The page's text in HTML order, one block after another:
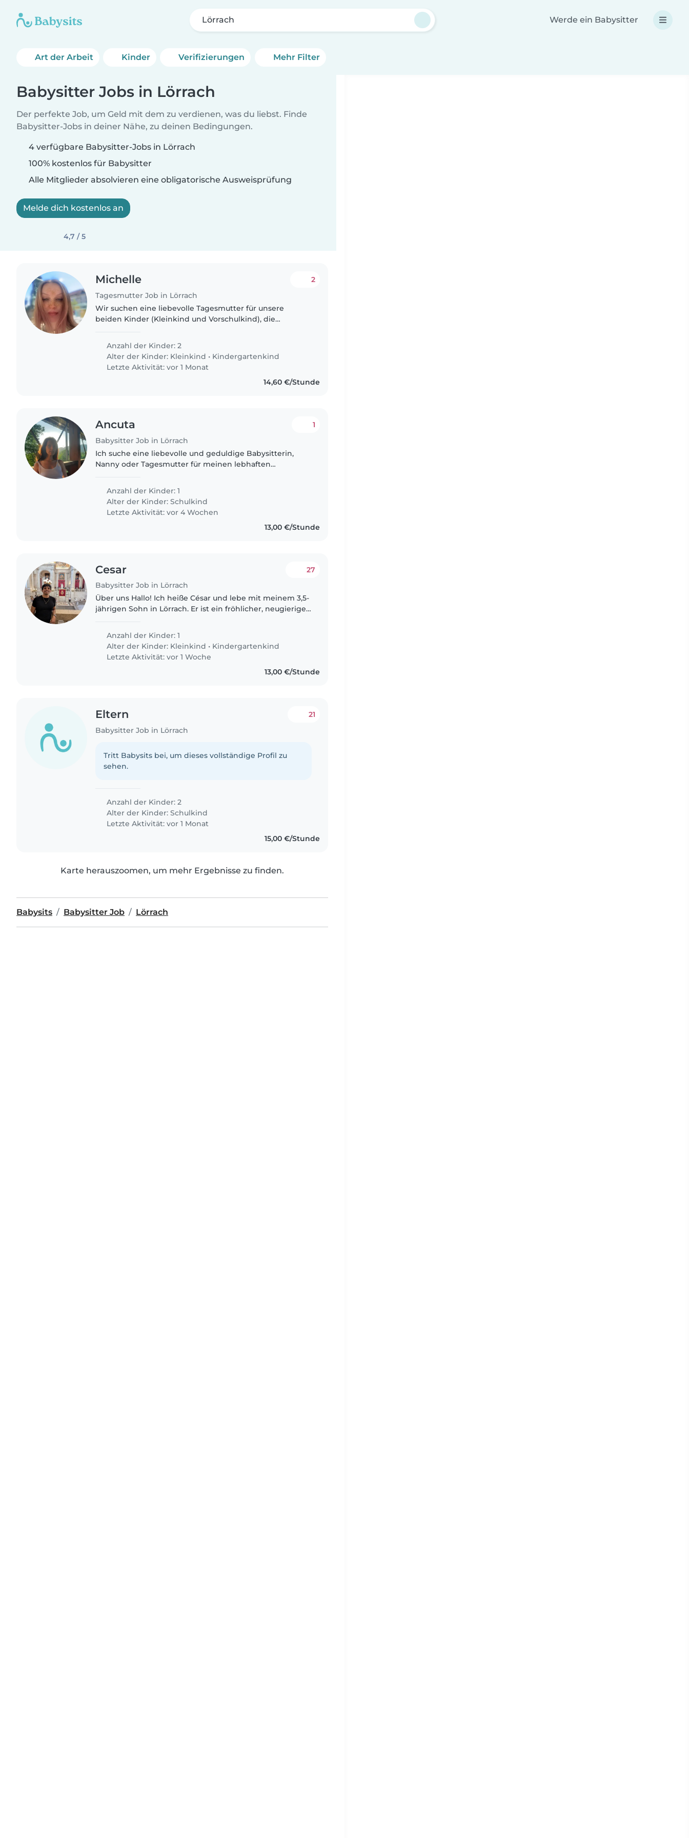
Lörrach Werde ein Babysitter
Art der Arbeit Kinder Verifizierungen Mehr Filter
Babysitter Jobs in Lörrach
Der perfekte Job, um Geld mit dem zu verdienen, was du liebst. Finde
Babysitter-Jobs in deiner Nähe, zu deinen Bedingungen.
4 verfügbare Babysitter-Jobs in Lörrach
100% kostenlos für Babysitter
Alle Mitglieder absolvieren eine obligatorische Ausweisprüfung
Melde dich kostenlos an
4,7 / 5
Michelle
Tagesmutter Job in Lörrach
2
Wir suchen eine liebevolle Tagesmutter für unsere
beiden Kinder (Kleinkind und Vorschulkind), die
ein Ort voller Lachen und..
Anzahl der Kinder: 2
Alter der Kinder: Kleinkind • Kindergartenkind
Letzte Aktivität: vor 1 Monat
14,60 €/Stunde
Ancuta
Babysitter Job in Lörrach
1
Ich suche eine liebevolle und geduldige Babysitterin,
Nanny oder Tagesmutter für meinen lebhaften
Anzahl der Kinder: 1
Alter der Kinder:Schulkind
Letzte Aktivität: vor 4 Wochen
13,00 €/Stunde
Cesar
Babysitter Job in Lörrach
27
Über uns Hallo! Ich heiße César und lebe mit meinem 3,5-
jährigen Sohn in Lörrach. Er ist ein fröhlicher, neugieriger
draußen..
Anzahl der Kinder: 1
Alter der Kinder: Kleinkind • Kindergartenkind
Letzte Aktivität: vor 1 Woche
13,00 €/Stunde
Eltern
Babysitter Job in Lörrach
21
Tritt Babysits bei, um dieses vollständige Profil zu
sehen.
Anzahl der Kinder: 2
Alter der Kinder:Schulkind
Letzte Aktivität: vor 1 Monat
15,00 €/Stunde
Karte herauszoomen, um mehr Ergebnisse zu finden.
Babysits Babysitter Job Lörrach